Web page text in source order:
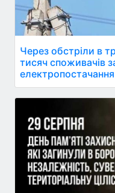
Через обстріли в
тисяч споживачів